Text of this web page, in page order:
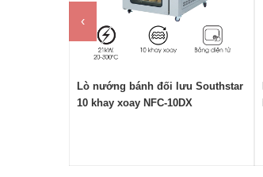
Lò nướng bánh đối lưu Southstar
10 khay xoay NFC-10DX
‹